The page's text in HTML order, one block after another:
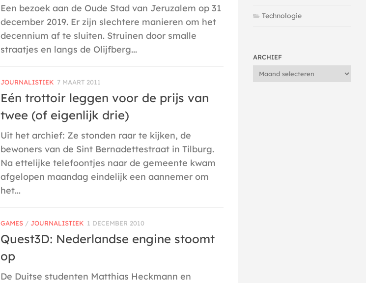
Een bezoek aan de Oude Stad van Jeruzalem op 31
december 2019. Er zijn slechtere manieren om het
decennium af te sluiten. Struinen door smalle
straatjes en langs de Olijfberg...
JOURNALISTIEK 7 MAART 2011
Eén trottoir leggen voor de prijs van
twee (of eigenlijk drie)
Uit het archief: Ze stonden raar te kijken, de
bewoners van de Sint Bernadettestraat in Tilburg.
Na ettelijke telefoontjes naar de gemeente kwam
afgelopen maandag eindelijk een aannemer om
het...
GAMES / JOURNALISTIEK 1 DECEMBER 2010
Quest3D: Nederlandse engine stoomt
op
De Duitse studenten Matthias Heckmann en
Technologie
ARCHIEF
Archief